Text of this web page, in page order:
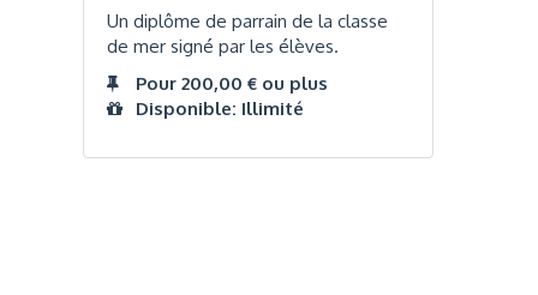
Un diplôme de parrain de la classe
de mer signé par les élèves.
Pour 200,00 € ou plus
Disponible: Illimité